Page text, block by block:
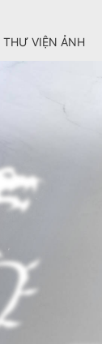
THƯ VIỆN ẢNH